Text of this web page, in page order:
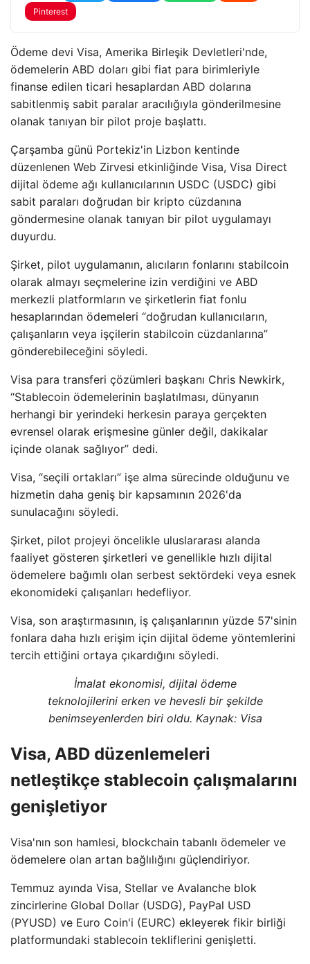
Pinterest
Ödeme devi Visa, Amerika Birleşik Devletleri'nde,
ödemelerin ABD doları gibi fiat para birimleriyle
finanse edilen ticari hesaplardan ABD dolarına
sabitlenmiş sabit paralar aracılığıyla gönderilmesine
olanak tanıyan bir pilot proje başlattı.
Çarşamba günü Portekiz'in Lizbon kentinde
düzenlenen Web Zirvesi etkinliğinde Visa, Visa Direct
dijital ödeme ağı kullanıcılarının USDC (USDC) gibi
sabit paraları doğrudan bir kripto cüzdanına
göndermesine olanak tanıyan bir pilot uygulamayı
duyurdu.
Şirket, pilot uygulamanın, alıcıların fonlarını stabilcoin
olarak almayı seçmelerine izin verdiğini ve ABD
merkezli platformların ve şirketlerin fiat fonlu
hesaplarından ödemeleri “doğrudan kullanıcıların,
çalışanların veya işçilerin stabilcoin cüzdanlarına”
gönderebileceğini söyledi.
Visa para transferi çözümleri başkanı Chris Newkirk,
“Stablecoin ödemelerinin başlatılması, dünyanın
herhangi bir yerindeki herkesin paraya gerçekten
evrensel olarak erişmesine günler değil, dakikalar
içinde olanak sağlıyor” dedi.
Visa, “seçili ortakları” işe alma sürecinde olduğunu ve
hizmetin daha geniş bir kapsamının 2026'da
sunulacağını söyledi.
Şirket, pilot projeyi öncelikle uluslararası alanda
faaliyet gösteren şirketleri ve genellikle hızlı dijital
ödemelere bağımlı olan serbest sektördeki veya esnek
ekonomideki çalışanları hedefliyor.
Visa, son araştırmasının, iş çalışanlarının yüzde 57'sinin
fonlara daha hızlı erişim için dijital ödeme yöntemlerini
tercih ettiğini ortaya çıkardığını söyledi.
İmalat ekonomisi, dijital ödeme
teknolojilerini erken ve hevesli bir şekilde
benimseyenlerden biri oldu. Kaynak: Visa
Visa, ABD düzenlemeleri
netleştikçe stablecoin çalışmalarını
genişletiyor
Visa'nın son hamlesi, blockchain tabanlı ödemeler ve
ödemelere olan artan bağlılığını güçlendiriyor.
Temmuz ayında Visa, Stellar ve Avalanche blok
zincirlerine Global Dollar (USDG), PayPal USD
(PYUSD) ve Euro Coin'i (EURC) ekleyerek fikir birliği
platformundaki stablecoin tekliflerini genişletti.